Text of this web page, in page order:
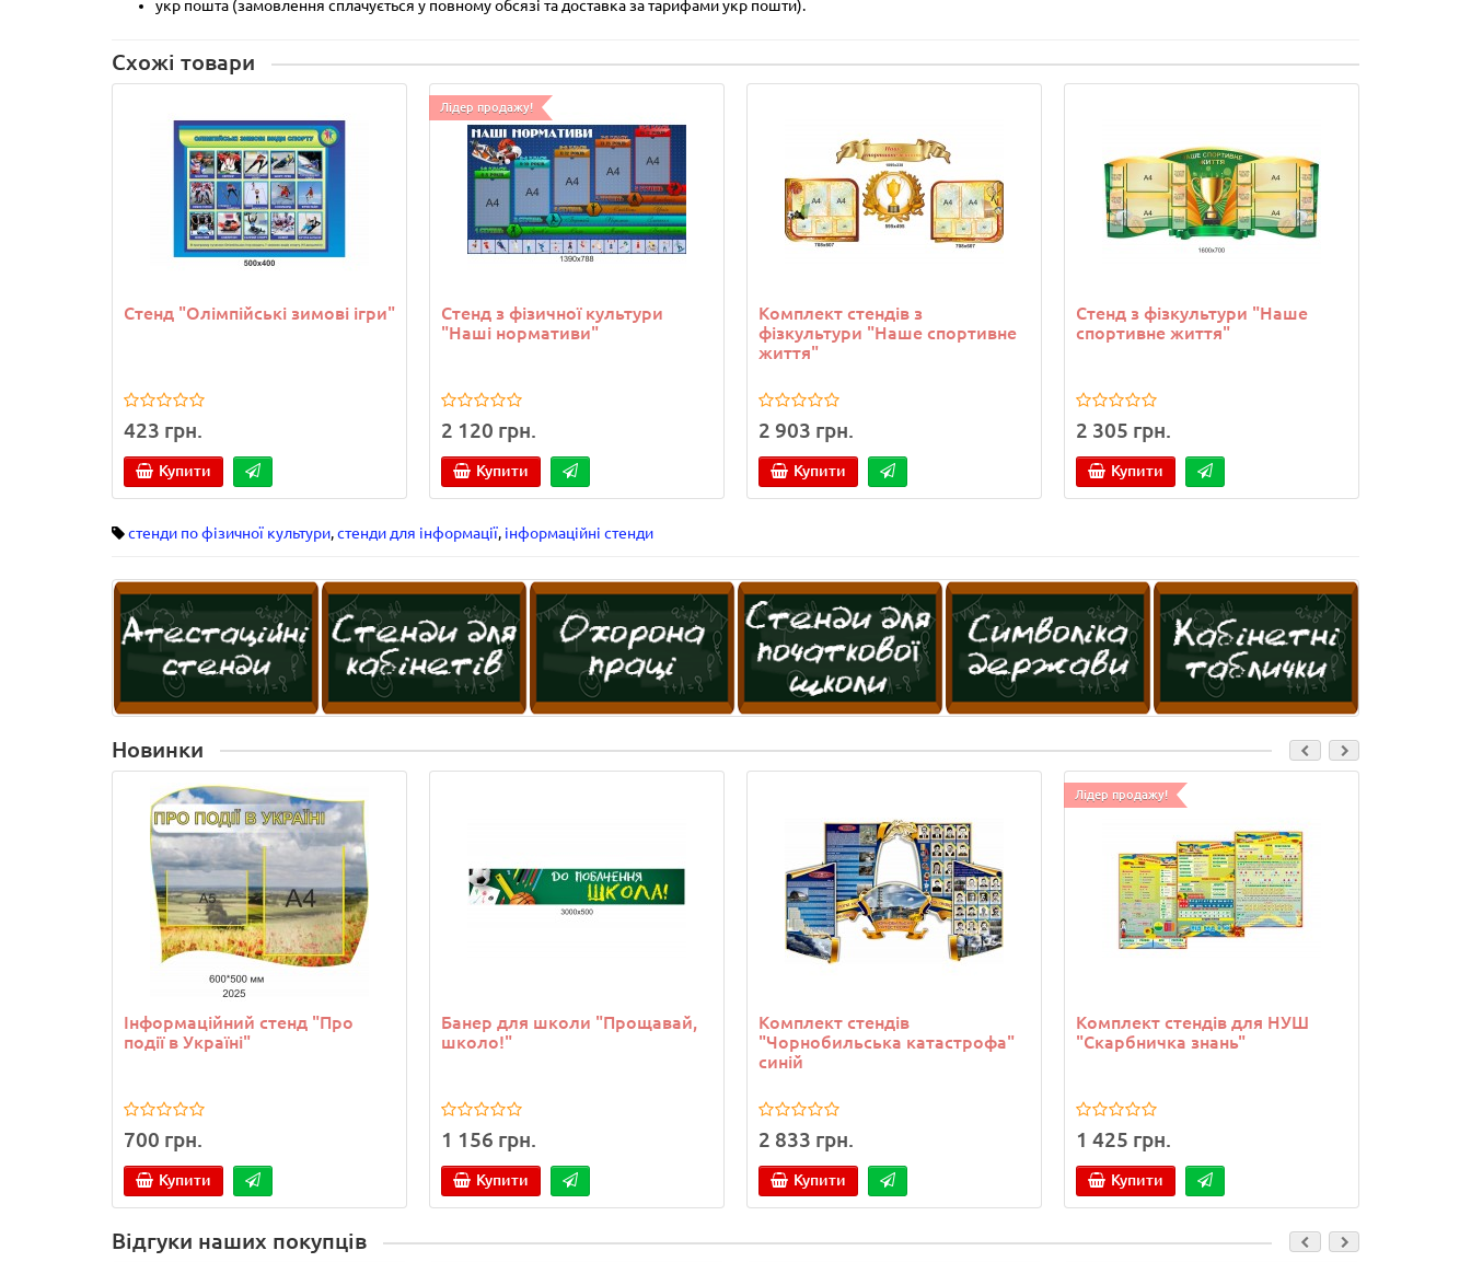
укр пошта (замовлення сплачується у повному обсязі та доставка за тарифами укр пошти).
Схожі товари
Стенд "Олімпійські зимові ігри"
423 грн.
Купити
Лідер продажу!
Стенд з фізичної культури
"Наші нормативи"
2 120 грн.
Купити
Комплект стендів з
фізкультури "Наше спортивне
життя"
2 903 грн.
Купити
Стенд з фізкультури "Наше
спортивне життя"
2 305 грн.
Купити
стенди по фізичної культури,стенди для інформації, інформаційні стенди
Новинки
Інформаційний стенд "Про
події в Україні"
700 грн.
Купити
Банер для школи "Прощавай,
школо!"
1 156 грн.
Купити
Комплект стендів
"Чорнобильська катастрофа"
синій
2 833 грн.
Купити
Лідер продажу!
Комплект стендів для НУШ
"Скарбничка знань"
1 425 грн.
Купити
Відгуки наших покупців